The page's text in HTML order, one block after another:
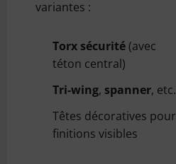
variantes :
Torx sécurité (avec
téton central)
Tri-wing, spanner, etc.
Têtes décoratives pour
finitions visibles